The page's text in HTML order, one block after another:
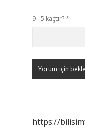
9 - 5 kaçtır?*
https://